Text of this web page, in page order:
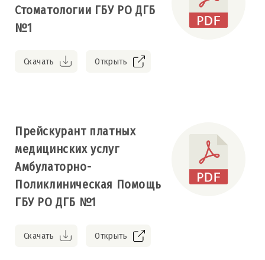
Стоматологии ГБУ РО ДГБ
№1
Скачать Открыть
Прейскурант платных
медицинских услуг
Амбулаторно-
Поликлиническая Помощь
ГБУ РО ДГБ №1
Скачать Открыть